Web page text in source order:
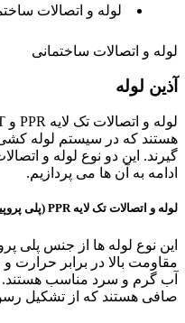
لوله و اتصالات
لوله و اتصالات ساختمانی
آذین لوله
هستند که در سیستم لوله
گیرند. این دو نوع لوله و
ادامه به آن ها می پردازیم.
لوله و اتصالات تک لایه PPR (پلی پروپیلن رندوم کوپلیمر)
این نوع لوله ها از جنس پلی
مقاومت بالا در برابر حرارت
صافی هستند که از تشکیل